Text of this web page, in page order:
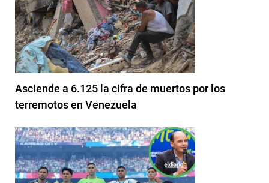
Asciende a 6.125 la cifra de muertos por los
terremotos en Venezuela